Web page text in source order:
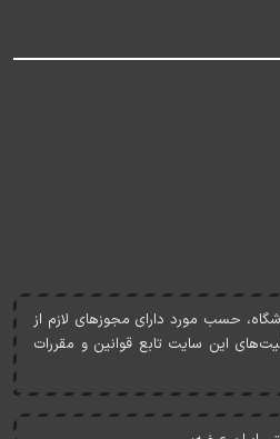
حسب مورد دارای مجوزهای لازم از
اين سايت تابع قوانين و مقررات